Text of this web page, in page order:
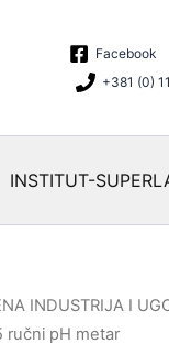
Facebook
+381 (0)
INSTITUT-
INDUSTRIJA I
ručni pH metar